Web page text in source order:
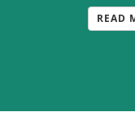
READ